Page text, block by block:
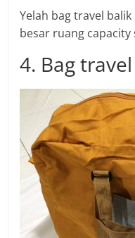
Yelah bag travel
besar ruang capacity
4. Bag